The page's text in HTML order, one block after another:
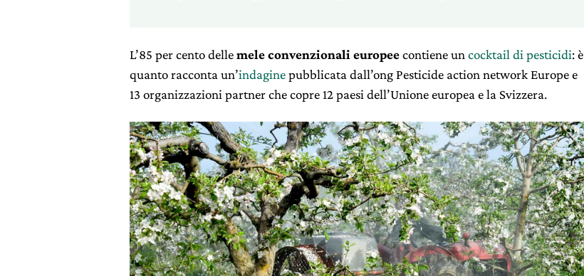
L’85 per cento dellemele convenzionali europeecontiene un cocktail di pesticidi: è
quanto racconta un’indaginepubblicata dall’ong Pesticide action network Europe e
13 organizzazioni partner che copre 12 paesi dell’Unione europea e la Svizzera.